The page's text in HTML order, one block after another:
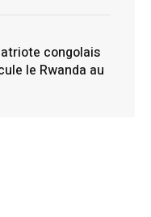
congolais
le Rwanda au